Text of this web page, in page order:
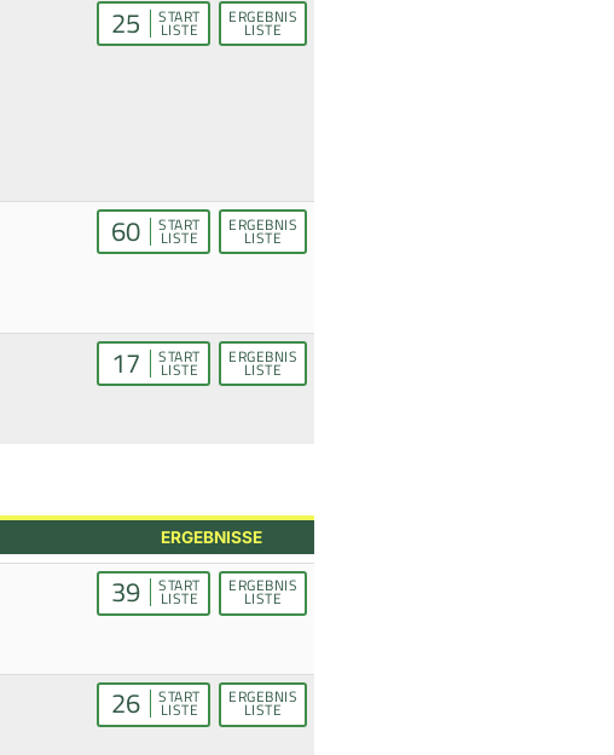
25 START
LISTE
ERGEBNIS
LISTE
60 START
LISTE
ERGEBNIS
LISTE
17 START
LISTE
ERGEBNIS
LISTE
ERGEBNISSE
39 START
LISTE
ERGEBNIS
LISTE
26 START
LISTE
ERGEBNIS
LISTE